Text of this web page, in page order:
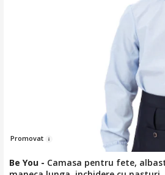
Promovat
Be You - Camasa pentru fete,